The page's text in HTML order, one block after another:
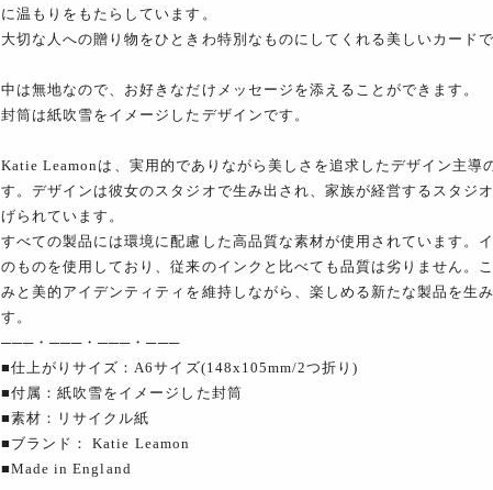
に温もりをもたらしています。
大切な人への贈り物をひときわ特別なものにしてくれる美しいカードで
中は無地なので、お好きなだけメッセージを添えることができます。
封筒は紙吹雪をイメージしたデザインです。
Katie Leamonは、実用的でありながら美しさを追求したデザイン主導
す。デザインは彼女のスタジオで生み出され、家族が経営するスタジ
げられています。
すべての製品には環境に配慮した高品質な素材が使用されています。
のものを使用しており、従来のインクと比べても品質は劣りません。
みと美的アイデンティティを維持しながら、楽しめる新たな製品を生
す。
───・───・───・───
■仕上がりサイズ：A6サイズ(148x105mm/2つ折り)
■付属：紙吹雪をイメージした封筒
■素材：リサイクル紙
■ブランド： Katie Leamon
■Made in England